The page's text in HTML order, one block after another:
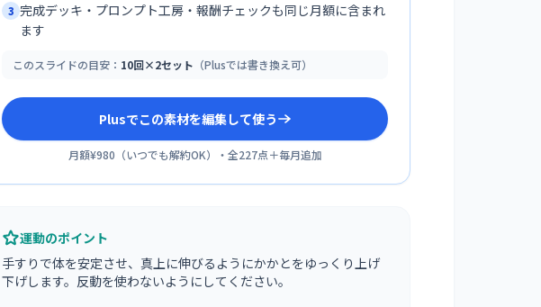
3 完成デッキ・プロンプト工房・報酬チェックも同じ月額に含まれ
ます
このスライドの目安： 10回×2セット （Plusでは書き換え可）
Plusでこの素材を編集して使う
月額¥980 （いつでも解約OK）・全227点＋毎月追加
運動のポイント
手すりで体を安定させ、真上に伸びるようにかかとをゆっくり上げ
下げします。反動を使わないようにしてください。